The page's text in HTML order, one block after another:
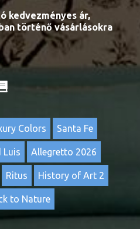
kedvezményes ár,
történő vásárlásokra
Colors Santa Fe
Luis Allegretto 2026
Ritus History of Art 2
to Nature